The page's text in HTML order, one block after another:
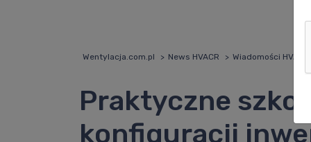
Wentylacja.com.pl News HVACR Wiadomości HVACR
Praktyczne
konfiguracji